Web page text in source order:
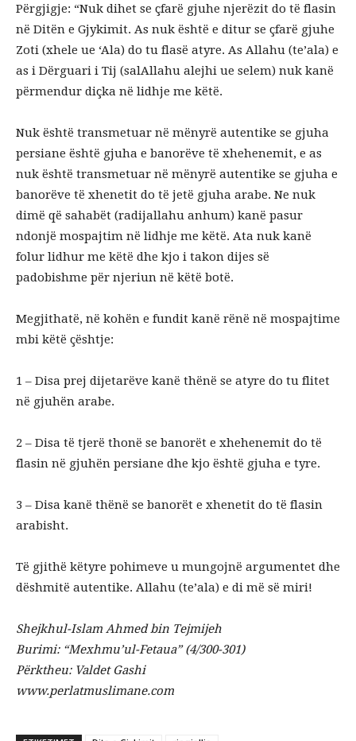
Përgjigje: “Nuk dihet se çfarë gjuhe njerëzit do të flasin
në Ditën e Gjykimit. As nuk është e ditur se çfarë gjuhe
Zoti (xhele ue ‘Ala) do tu flasë atyre. As Allahu (te’ala) e
as i Dërguari i Tij (salAllahu alejhi ue selem) nuk kanë
përmendur diçka në lidhje me këtë.
Nuk është transmetuar në mënyrë autentike se gjuha
persiane është gjuha e banorëve të xhehenemit, e as
nuk është transmetuar në mënyrë autentike se gjuha e
banorëve të xhenetit do të jetë gjuha arabe. Ne nuk
dimë që sahabët (radijallahu anhum) kanë pasur
ndonjë mospajtim në lidhje me këtë. Ata nuk kanë
folur lidhur me këtë dhe kjo i takon dijes së
padobishme për njeriun në këtë botë.
Megjithatë, në kohën e fundit kanë rënë në mospajtime
mbi këtë çështje:
1 – Disa prej dijetarëve kanë thënë se atyre do tu flitet
në gjuhën arabe.
2 – Disa të tjerë thonë se banorët e xhehenemit do të
flasin në gjuhën persiane dhe kjo është gjuha e tyre.
3 – Disa kanë thënë se banorët e xhenetit do të flasin
arabisht.
Të gjithë këtyre pohimeve u mungojnë argumentet dhe
dëshmitë autentike. Allahu (te’ala) e di më së miri!
Shejkhul-Islam Ahmed bin Tejmijeh
Burimi: “Mexhmu’ul-Fetaua” (4/300-301)
Përktheu: Valdet Gashi
www.perlatmuslimane.com